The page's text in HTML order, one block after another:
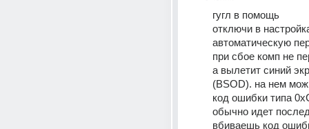
гугл в помощь
отключи в
автоматическую
при сбое комп не
а вылетит синий
(BSOD). на нем
код ошибки типа
обычно идет
вбиваешь код